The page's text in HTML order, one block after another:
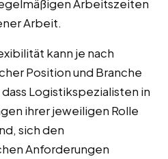
Arbeitszeiten
Arbeit.
kann je nach
Position und Branche
Logistikspezialisten in
ihrer jeweiligen Rolle
sich den
Anforderungen